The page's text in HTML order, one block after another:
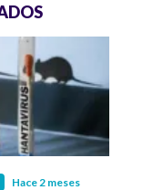
Hace 2 meses